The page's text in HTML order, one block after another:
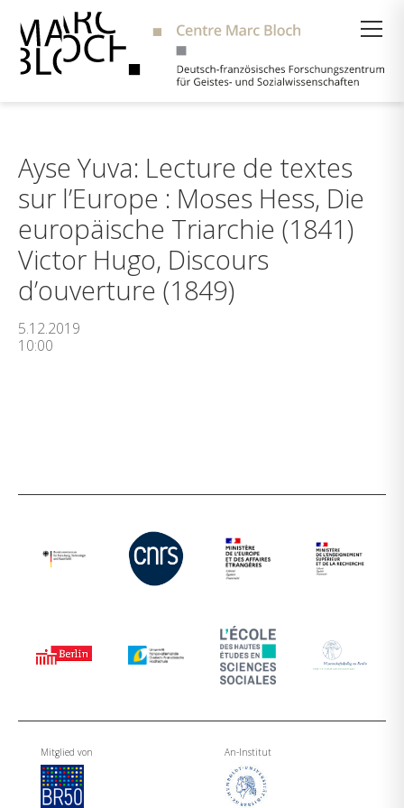
Ayse Yuva: Lecture de textes
sur l’Europe : Moses Hess, Die
europäische Triarchie (1841)
Victor Hugo, Discours
d’ouverture (1849)
5.12.2019
10:00
Mitglied von An-Institut